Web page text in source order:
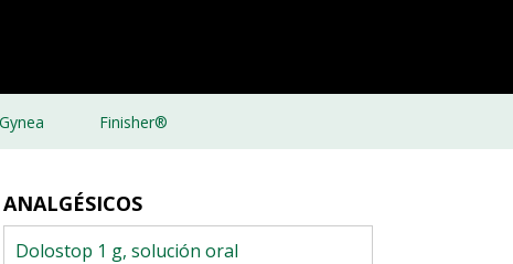
Gynea Finisher®
ANALGÉSICOS
Dolostop 1 g, solución oral